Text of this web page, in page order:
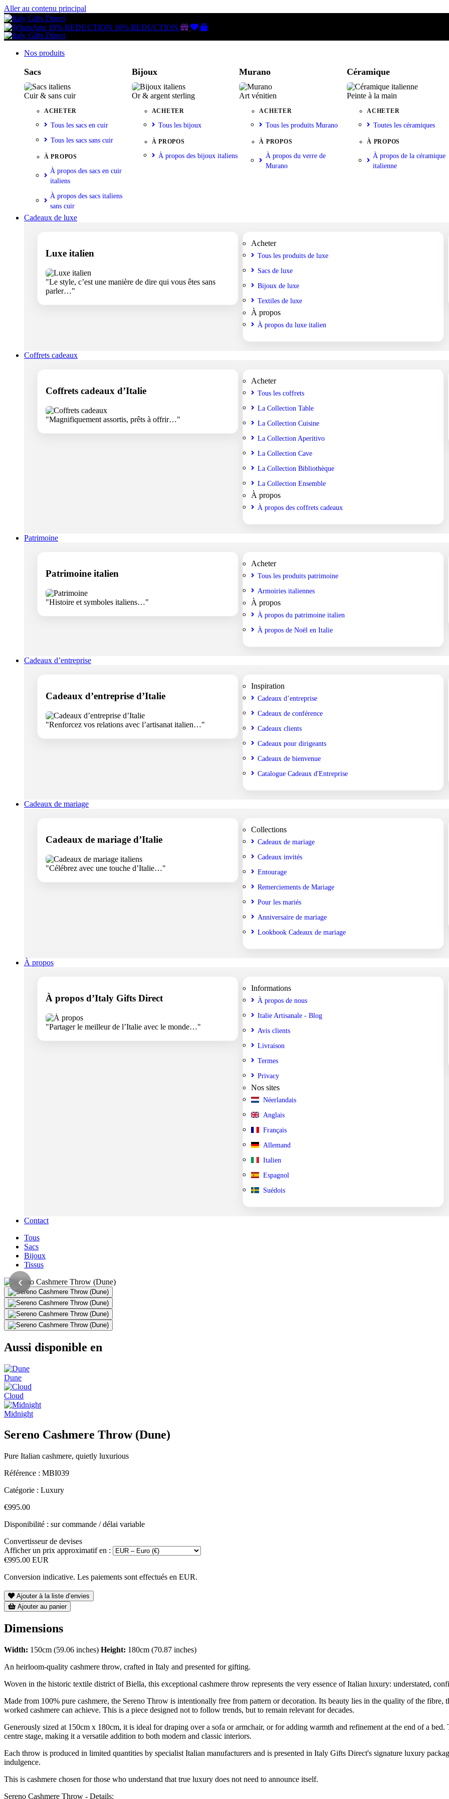
Aller au contenu principal
10% REDUCTION 10% REDUCTION Gutscheine
Wunschliste
Warenkorb
Nos produits
Sacs
Cuir & sans cuir
ACHETER
Tous les sacs en cuir
Tous les sacs sans cuir
À PROPOS
À propos des sacs en cuir
italiens
À propos des sacs italiens
sans cuir
Bijoux
Or & argent sterling
ACHETER
Tous les bijoux
À PROPOS
À propos des bijoux italiens
Murano
Art vénitien
ACHETER
Tous les produits Murano
À PROPOS
À propos du verre de
Murano
Céramique
Peinte à la main
ACHETER
Toutes les céramiques
À PROPOS
À propos de la céramique
italienne
Cadeaux de luxe
Luxe italien
"Le style, c’est une manière de dire qui vous êtes sans
parler…"
Acheter
Tous les produits de luxe
Sacs de luxe
Bijoux de luxe
Textiles de luxe
À propos
À propos du luxe italien
Coffrets cadeaux
Coffrets cadeaux d’Italie
"Magnifiquement assortis, prêts à offrir…"
Acheter
Tous les coffrets
La Collection Table
La Collection Cuisine
La Collection Aperitivo
La Collection Cave
La Collection Bibliothèque
La Collection Ensemble
À propos
À propos des coffrets cadeaux
Patrimoine
Patrimoine italien
"Histoire et symboles italiens…"
Acheter
Tous les produits patrimoine
Armoiries italiennes
À propos
À propos du patrimoine italien
À propos de Noël en Italie
Cadeaux d’entreprise
Cadeaux d’entreprise d’Italie
"Renforcez vos relations avec l’artisanat italien…"
Inspiration
Cadeaux d’entreprise
Cadeaux de conférence
Cadeaux clients
Cadeaux pour dirigeants
Cadeaux de bienvenue
Catalogue Cadeaux d'Entreprise
Cadeaux de mariage
Cadeaux de mariage d’Italie
"Célébrez avec une touche d’Italie…"
Collections
Cadeaux de mariage
Cadeaux invités
Entourage
Remerciements de Mariage
Pour les mariés
Anniversaire de mariage
Lookbook Cadeaux de mariage
À propos
À propos d’Italy Gifts Direct
"Partager le meilleur de l’Italie avec le monde…"
Informations
À propos de nous
Italie Artisanale - Blog
Avis clients
Livraison
Termes
Privacy
Nos sites
Néerlandais
Anglais
Français
Allemand
Italien
Espagnol
Suédois
Contact
Tous
Sacs
Bijoux
Tissus
‹
Aussi disponible en
Dune
Cloud
Midnight
Sereno Cashmere Throw (Dune)
Pure Italian cashmere, quietly luxurious
Référence : MBI039
Catégorie : Luxury
€995.00
Disponibilité : sur commande / délai variable
Convertisseur de devises
Afficher un prix approximatif en :
€995.00 EUR
Conversion indicative. Les paiements sont effectués en EUR.
Ajouter à la liste d’envies
Ajouter au panier
Dimensions
Width: 150cm (59.06 inches) Height: 180cm (70.87 inches)
An heirloom-quality cashmere throw, crafted in Italy and presented for gifting.
Woven in the historic textile district of Biella, this exceptional cashmere throw represents the very essence of Italian luxury: understated,
Made from 100% pure cashmere, the Sereno Throw is intentionally free from pattern or decoration. Its beauty lies in the quality of the fibre,
worked cashmere can achieve. This is a piece designed not to follow trends, but to remain relevant for decades.
Generously sized at 150cm x 180cm, it is ideal for draping over a sofa or armchair, or for adding warmth and refinement at the end of a
centre stage, making it a versatile addition to both modern and classic interiors.
Each throw is produced in limited quantities by specialist Italian manufacturers and is presented in Italy Gifts Direct's signature luxury
indulgence.
This is cashmere chosen for those who understand that true luxury does not need to announce itself.
Sereno Cashmere Throw - Details: